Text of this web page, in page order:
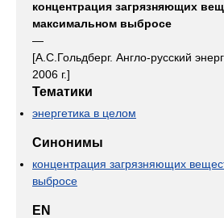
концентрация загрязняющих
максимальном выбросе
—
[А.С.Гольдберг. Англо-русский
2006 г.]
Тематики
энергетика в целом
Синонимы
концентрация загрязняющих
выбросе
EN